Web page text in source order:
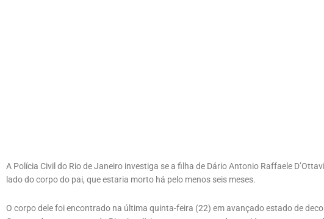
A Polícia Civil do Rio de Janeiro investiga se a filha de Dário Antonio Raffaele
lado do corpo do pai, que estaria morto há pelo menos seis meses.
O corpo dele foi encontrado na última quinta-feira (22) em avançado estado de